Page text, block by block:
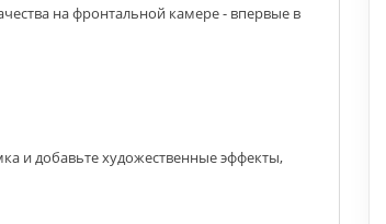
на фронтальной камере - впервые в
и добавьте художественные эффекты,